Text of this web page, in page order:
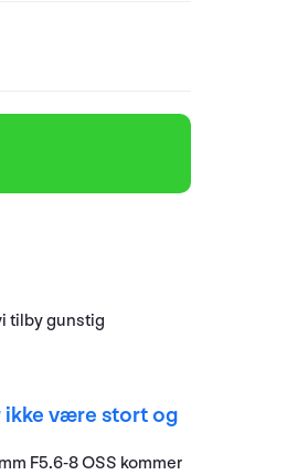
tilby gunstig
være stort og
F5.6-8 OSS kommer